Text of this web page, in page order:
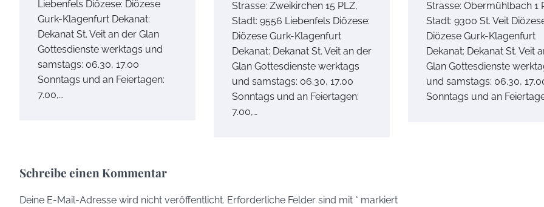
Liebenfels Diözese: Diözese
Gurk-Klagenfurt Dekanat:
Dekanat St. Veit an der Glan
Gottesdienste werktags und
samstags: 06.30, 17.00
Sonntags und an Feiertagen:
7.00,…
Strasse: Zweikirchen 15 PLZ,
Stadt: 9556 Liebenfels Diözese:
Diözese Gurk-Klagenfurt
Dekanat: Dekanat St. Veit an der
Glan Gottesdienste werktags
und samstags: 06.30, 17.00
Sonntags und an Feiertagen:
7.00,…
Strasse: Obermühlbach 1
Stadt: 9300 St. Veit
Diözese Gurk-Klagenfurt
Dekanat: Dekanat St. Veit
Glan Gottesdienste
und samstags: 06.30,
Sonntags und an
Schreibe einen Kommentar
Deine E-Mail-Adresse wird nicht veröffentlicht. Erforderliche Felder sind mit * markiert